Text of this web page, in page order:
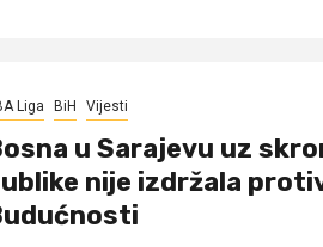
Liga BiH Vijesti
u Sarajevu uz
nije izdržala